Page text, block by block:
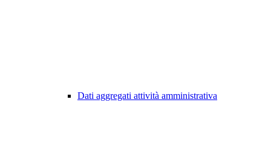
Dati aggregati attività amministrativa